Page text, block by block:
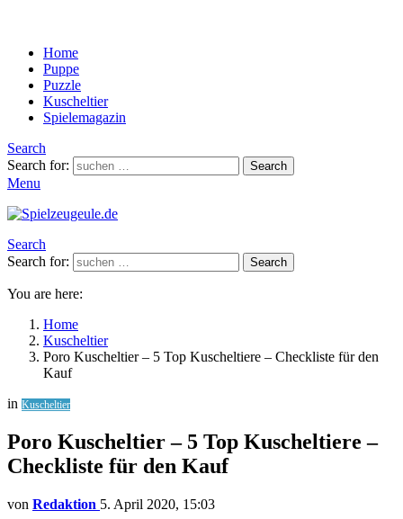
Home
Puppe
Puzzle
Kuscheltier
Spielemagazin
Search
Search for:
Search
Menu
Search
Search for:
Search
You are here:
Home
Kuscheltier
Poro Kuscheltier – 5 Top Kuscheltiere – Checkliste für den
Kauf
in Kuscheltier
Poro Kuscheltier – 5 Top Kuscheltiere –
Checkliste für den Kauf
von Redaktion 5. April 2020, 15:03